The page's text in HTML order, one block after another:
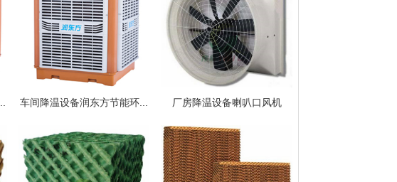
车间降温设备润东方节能环... 厂房降温设备喇叭口风机